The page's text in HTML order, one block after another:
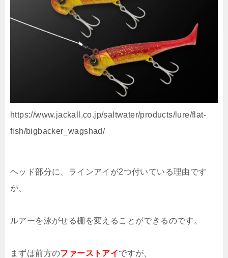
https://www.jackall.co.jp/saltwater/products/lure/flat-
fish/bigbacker_wagshad/
ヘッド部分に、ラインアイが2つ付いている理由です
が、
ルアーを泳がせる棚を変えることができるのです。
まずは前方のファーストアイですが、